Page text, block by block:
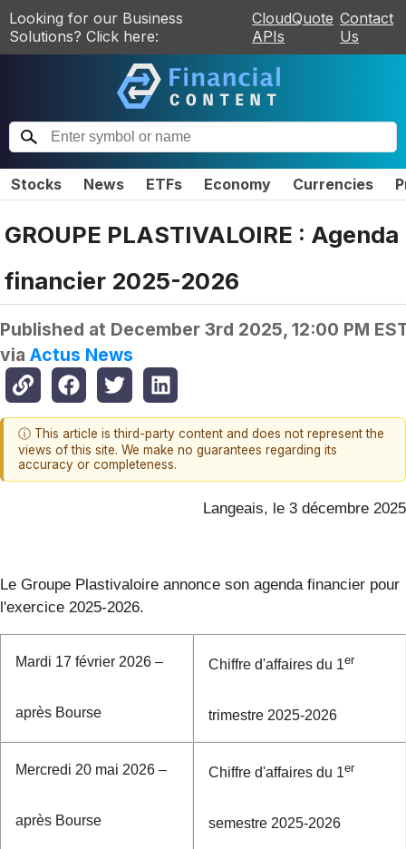
Looking for our Business
Solutions? Click here:
CloudQuote
APIs
Contact
Us
Stocks News ETFs Economy Currencies
GROUPE PLASTIVALOIRE : Agenda
financier 2025-2026
Published at December 3rd 2025, 12:00 PM
via Actus News
ⓘ This article is third-party content and does not represent the
views of this site. We make no guarantees regarding its
accuracy or completeness.
Langeais, le 3 décembre 2025
Le Groupe Plastivaloire annonce son agenda financier pour
l'exercice 2025-2026.
Mardi 17 février 2026 –
après Bourse
Chiffre d'affaires du 1er
trimestre 2025-2026
Mercredi 20 mai 2026 –
après Bourse
Chiffre d'affaires du 1er
semestre 2025-2026